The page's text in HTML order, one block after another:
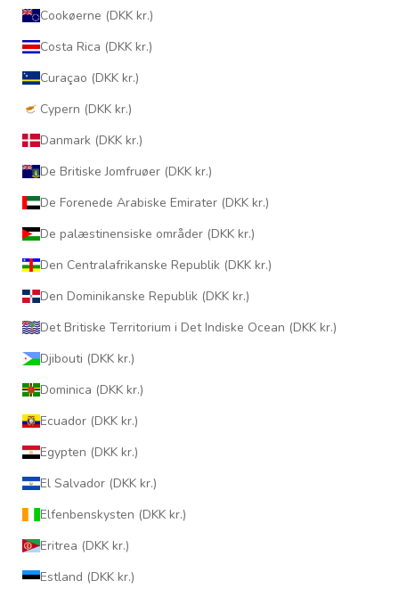
Cookøerne (DKK kr.)
Costa Rica (DKK kr.)
Curaçao (DKK kr.)
Cypern (DKK kr.)
Danmark (DKK kr.)
De Britiske Jomfruøer (DKK kr.)
De Forenede Arabiske Emirater (DKK kr.)
De palæstinensiske områder (DKK kr.)
Den Centralafrikanske Republik (DKK kr.)
Den Dominikanske Republik (DKK kr.)
Det Britiske Territorium i Det Indiske Ocean (DKK kr.)
Djibouti (DKK kr.)
Dominica (DKK kr.)
Ecuador (DKK kr.)
Egypten (DKK kr.)
El Salvador (DKK kr.)
Elfenbenskysten (DKK kr.)
Eritrea (DKK kr.)
Estland (DKK kr.)